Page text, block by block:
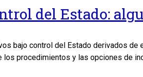
del Estado:
bajo control del Estado derivados
procedimientos y las opciones de